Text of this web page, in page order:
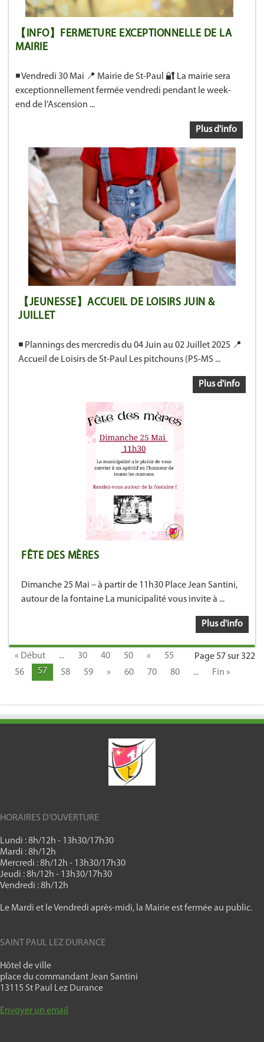
【INFO】FERMETURE EXCEPTIONNELLE DE LA
MAIRIE
◾ Vendredi 30 Mai 📍 Mairie de St-Paul 🔐 La mairie sera
exceptionnellement fermée vendredi pendant le week-
end de l’Ascension ...
Plus d'info
【JEUNESSE】ACCUEIL DE LOISIRS JUIN &
JUILLET
◾ Plannings des mercredis du 04 Juin au 02 Juillet 2025 📍
Accueil de Loisirs de St-Paul Les pitchouns (PS-MS ...
Plus d'info
FÊTE DES MÈRES
Dimanche 25 Mai – à partir de 11h30 Place Jean Santini,
autour de la fontaine La municipalité vous invite à ...
Plus d'info
Page 57 sur 322
« Début ... 30 40 50 «
55
56
57 58 59 » 60 70 80 ... Fin »
HORAIRES D’OUVERTURE
Lundi : 8h/12h - 13h30/17h30
Mardi : 8h/12h
Mercredi : 8h/12h - 13h30/17h30
Jeudi : 8h/12h - 13h30/17h30
Vendredi : 8h/12h
Le Mardi et le Vendredi après-midi, la Mairie est fermée au public.
SAINT PAUL LEZ DURANCE
Hôtel de ville
place du commandant Jean Santini
13115 St Paul Lez Durance
Envoyer un email